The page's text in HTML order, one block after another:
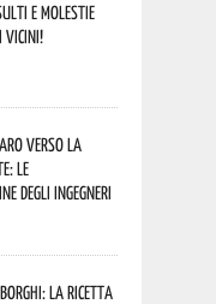
e molestie
vicini!
verso la
le
degli Ingegneri
borghi: la ricetta